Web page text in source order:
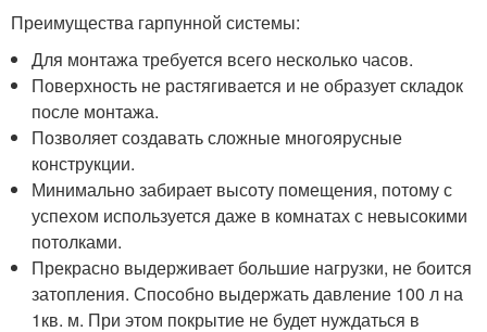
Преимущества гарпунной системы:
Для монтажа требуется всего несколько часов.
Поверхность не растягивается и не образует складок
после монтажа.
Позволяет создавать сложные многоярусные
конструкции.
Минимально забирает высоту помещения, потому с
успехом используется даже в комнатах с невысокими
потолками.
Прекрасно выдерживает большие нагрузки, не боится
затопления. Способно выдержать давление 100 л на
1кв. м. При этом покрытие не будет нуждаться в